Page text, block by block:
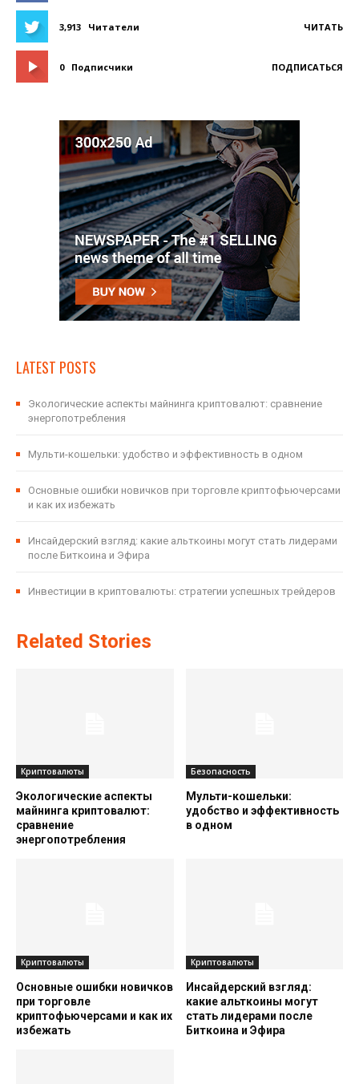
3,913 Читатели ЧИТАТЬ
0 Подписчики ПОДПИСАТЬСЯ
LATEST POSTS
Экологические аспекты майнинга криптовалют: сравнение
энергопотребления
Мульти-кошельки: удобство и эффективность в одном
Основные ошибки новичков при торговле криптофьючерсами
и как их избежать
Инсайдерский взгляд: какие альткоины могут стать лидерами
после Биткоина и Эфира
Инвестиции в криптовалюты: стратегии успешных трейдеров
Related Stories
Криптовалюты
Экологические аспекты
майнинга криптовалют:
сравнение
энергопотребления
Безопасность
Мульти-кошельки:
удобство и эффективность
в одном
Криптовалюты
Основные ошибки новичков
при торговле
криптофьючерсами и как их
избежать
Криптовалюты
Инсайдерский взгляд:
какие альткоины могут
стать лидерами после
Биткоина и Эфира